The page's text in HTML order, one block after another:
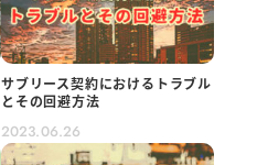
サブリース契約におけるトラブル
とその回避方法
2023.06.26